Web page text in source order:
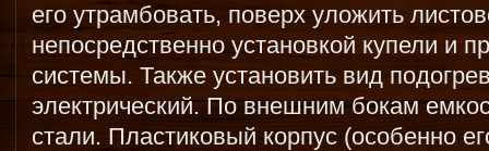
его утрамбовать, поверх уложить
непосредственно установкой купели и
системы. Также установить вид
электрический. По внешним бокам
стали. Пластиковый корпус (особенно